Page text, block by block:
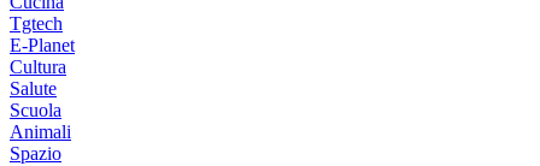
Tgtech
E-Planet
Cultura
Salute
Scuola
Animali
Spazio